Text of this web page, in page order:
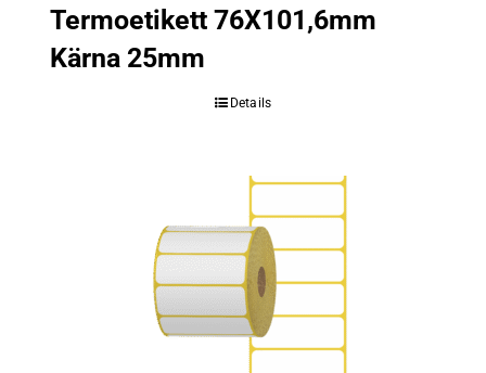
Termoetikett 76X101,6mm
Kärna 25mm
Details